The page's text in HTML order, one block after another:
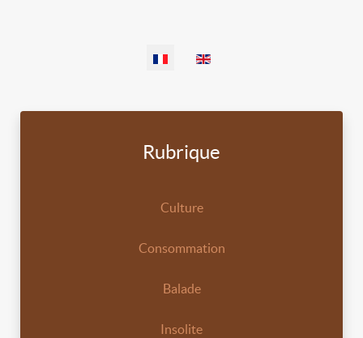
Sélectionnez votre langue
Rubrique
Culture
Consommation
Balade
Insolite